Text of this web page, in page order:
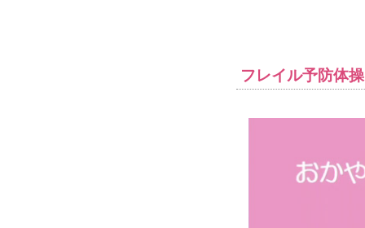
フレイル予防体操